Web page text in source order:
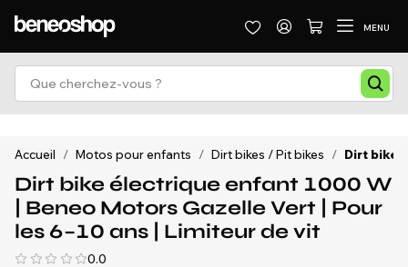
MENU
Accueil / Motos pour enfants / Dirt bikes / Pit bikes / Dirt bike
Dirt bike électrique enfant 1000 W
| Beneo Motors Gazelle Vert | Pour
les 6–10 ans | Limiteur de vit
0.0